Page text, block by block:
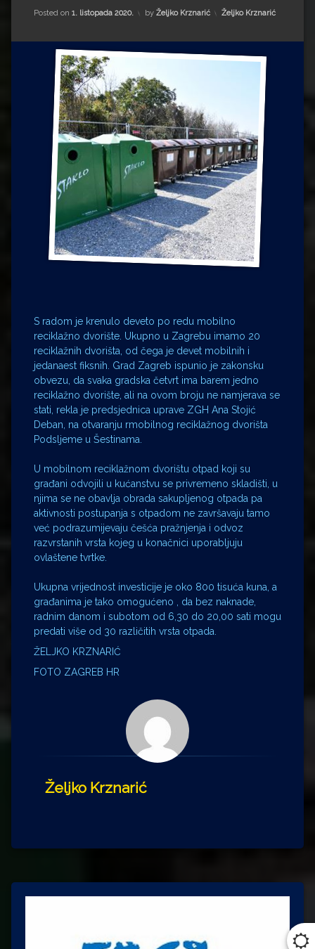
Matea Andrić
Ljiljana Lekanić-Kljaić
Željko Krznarić
Mario Lovreković
Miroslav Šantek
Posted on 1. listopada 2020. by Željko Krznarić Kategorije:
Željko Krznarić
S radom je krenulo deveto po redu mobilno
reciklažno dvorište. Ukupno u Zagrebu imamo 20
reciklažnih dvorišta, od čega je devet mobilnih i
jedanaest fiksnih. Grad Zagreb ispunio je zakonsku
obvezu, da svaka gradska četvrt ima barem jedno
reciklažno dvorište, ali na ovom broju ne namjerava se
stati, rekla je predsjednica uprave ZGH Ana Stojić
Deban, na otvaranju rmobilnog reciklažnog dvorišta
Podsljeme u Šestinama.
U mobilnom reciklažnom dvorištu otpad koji su
građani odvojili u kućanstvu se privremeno skladišti, u
njima se ne obavlja obrada sakupljenog otpada pa
aktivnosti postupanja s otpadom ne završavaju tamo
već podrazumijevaju češća pražnjenja i odvoz
razvrstanih vrsta kojeg u konačnici uporabljuju
ovlaštene tvrtke.
Ukupna vrijednost investicije je oko 800 tisuća kuna, a
građanima je tako omogućeno , da bez naknade,
radnim danom i subotom od 6,30 do 20,00 sati mogu
predati više od 30 različitih vrsta otpada.
ŽELJKO KRZNARIĆ
FOTO ZAGREB HR
Željko Krznarić